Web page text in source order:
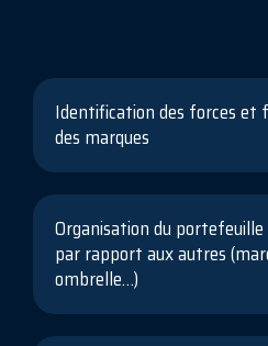
Identification des forces et
des marques
Organisation du portefeuille
par rapport aux autres
ombrelle…)